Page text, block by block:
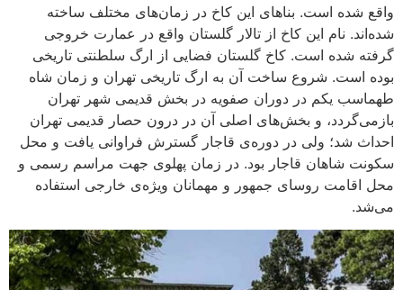
واقع شده است. بناهای این کاخ در زمان‌های مختلف ساخته
شده‌اند. نام این کاخ از تالار گلستان واقع در عمارت خروجی
گرفته شده‌ است. کاخ گلستان فضایی از ارگ سلطنتی تاریخی
بوده‌ است. شروع ساخت آن به ارگ تاریخی تهران و زمان شاه
طهماسب یکم در دوران صفویه در بخش قدیمی شهر تهران
بازمی‌گردد، و بخش‌های اصلی آن در درون حصار قدیمی تهران
احداث شد؛ ولی در دوره‌ی قاجار گسترش فراوانی یافت و محل
سکونت شاهان قاجار بود. در زمان پهلوی جهت مراسم رسمی و
محل اقامت روسای جمهور و مهمانان ویژه‌ی خارجی استفاده
می‌شد.